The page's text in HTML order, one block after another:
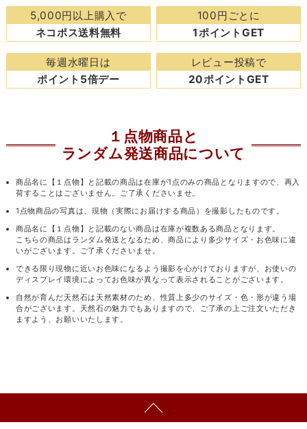
5,000円以上購入で
ネコポス送料無料
100円ごとに
1ポイントGET
毎週水曜日は
ポイント5倍デー
レビュー投稿で
20ポイントGET
１点物商品と
ランダム発送商品について
商品名に【１点物】と記載の商品は在庫が1点のみの商品となりますので、再入
荷することはございません。ご了承くださいませ。
1点物商品の写真は、現物（実際にお届けする商品）を撮影したものです。
商品名に【１点物】と記載のない商品は在庫が複数ある商品となります。
こちらの商品はランダム発送となるため、商品により多少サイズ・お色味に違
いがございます。ご了承くださいませ。
できる限り現物に近いお色味になるよう撮影を心がけておりますが、お使いの
ディスプレイ環境によってお色味が異なって表示されることがございます。
自然が育んだ天然石は天然素材のため、性質上多少のサイズ・色・形が違う場
合がございます。天然石の魅力でもありますので、ご了承の上ご注文いただき
ますよう、お願いいたします。